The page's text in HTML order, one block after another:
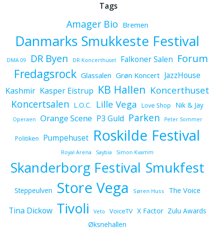
Tags
Amager Bio Bremen
Danmarks Smukkeste Festival
DMA 09 DR Byen DR Koncerthuset Falkoner Salen Forum
Fredagsrock Glassalen Grøn Koncert JazzHouse
Kashmir Kasper Eistrup KB Hallen Koncerthuset
Koncertsalen L.O.C. Lille Vega Love Shop Nik & Jay
Operaen Orange Scene P3 Guld Parken Peter Sommer
Politiken Pumpehuset Roskilde Festival
Royal Arena Saybia Simon Kvamm
Skanderborg Festival Smukfest
Steppeulven Store Vega Søren Huss The Voice
Tina Dickow Tivoli Veto VoiceTV X Factor Zulu Awards
Øksnehallen